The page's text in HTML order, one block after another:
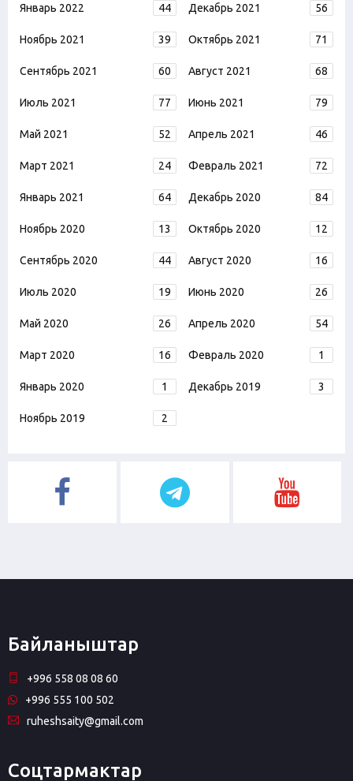
Январь 2022 44 Декабрь 2021 56
Ноябрь 2021 39 Октябрь 2021 71
Сентябрь 2021 60 Август 2021 68
Июль 2021 77 Июнь 2021 79
Май 2021 52 Апрель 2021 46
Март 2021 24 Февраль 2021 72
Январь 2021 64 Декабрь 2020 84
Ноябрь 2020 13 Октябрь 2020 12
Сентябрь 2020 44 Август 2020 16
Июль 2020 19 Июнь 2020 26
Май 2020 26 Апрель 2020 54
Март 2020 16 Февраль 2020 1
Январь 2020 1 Декабрь 2019 3
Ноябрь 2019 2
Байланыштар
+996 558 08 08 60
+996 555 100 502
ruheshsaity@gmail.com
Соцтармактар